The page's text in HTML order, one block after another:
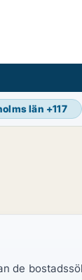
län +117
de